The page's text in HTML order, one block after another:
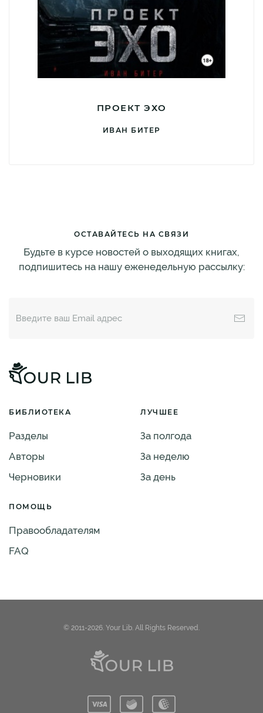
ПРОЕКТ ЭХО
ИВАН БИТЕР
ОСТАВАЙТЕСЬ НА СВЯЗИ
Будьте в курсе новостей о выходящих книгах,
подпишитесь на нашу еженедельную рассылку:
БИБЛИОТЕКА
Разделы
Авторы
Черновики
ЛУЧШЕЕ
За полгода
За неделю
За день
ПОМОЩЬ
Правообладателям
FAQ
© 2011-2026. Your Lib. All Rights Reserved.